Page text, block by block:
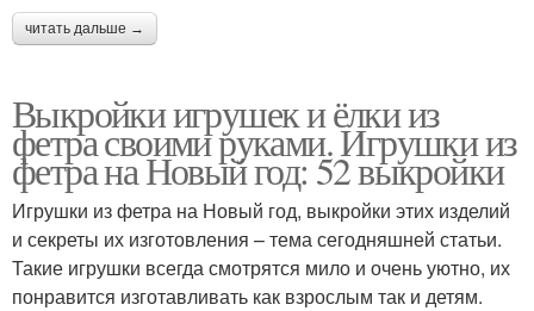
читать дальше →
Выкройки игрушек и ёлки из
фетра своими руками. Игрушки из
фетра на Новый год: 52 выкройки
Игрушки из фетра на Новый год, выкройки этих изделий
и секреты их изготовления – тема сегодняшней статьи.
Такие игрушки всегда смотрятся мило и очень уютно, их
понравится изготавливать как взрослым так и детям.